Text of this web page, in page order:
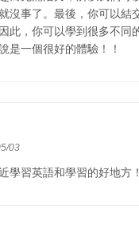
沒事了。最後，你可以結
此，你可以學到很多不同
是一個很好的體驗！！
03
學習英語和學習的好地方！